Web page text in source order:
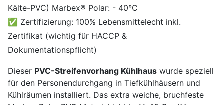
Kälte-PVC) Marbex® Polar: - 40°C
✅ Zertifizierung: 100% Lebensmittelecht inkl.
Zertifikat (wichtig für HACCP &
Dokumentationspflicht)
Dieser PVC-Streifenvorhang Kühlhaus wurde speziell
für den Personendurchgang in Tiefkühlhäusern und
Kühlräumen installiert. Das extra weiche, bruchfeste